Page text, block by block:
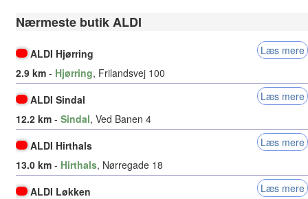
Nærmeste butik ALDI
ALDI Hjørring
Læs mere
2.9 km - Hjørring, Frilandsvej 100
ALDI Sindal
Læs mere
12.2 km - Sindal, Ved Banen 4
ALDI Hirthals
Læs mere
13.0 km - Hirthals, Nørregade 18
ALDI Løkken
Læs mere